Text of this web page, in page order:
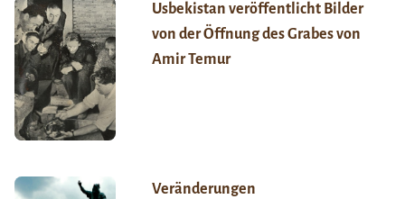
Usbekistan veröffentlicht Bilder
von der Öffnung des Grabes von
Amir Temur
Veränderungen